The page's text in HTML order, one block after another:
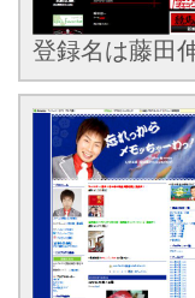
登録名は藤田